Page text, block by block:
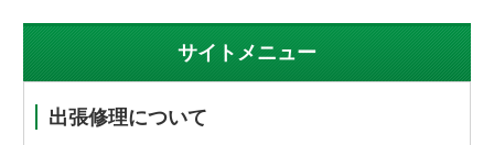
サイトメニュー
出張修理について